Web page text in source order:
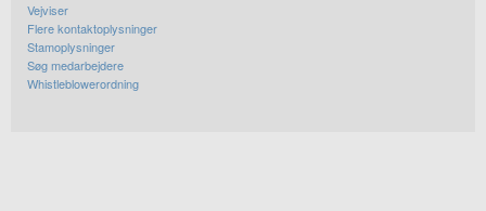
Vejviser
Flere kontaktoplysninger
Stamoplysninger
Søg medarbejdere
Whistleblowerordning